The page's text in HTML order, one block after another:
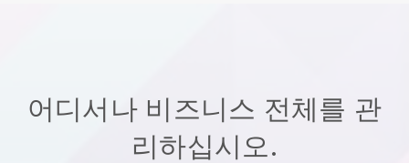
어디서나 비즈니스 전체를 관
리하십시오.